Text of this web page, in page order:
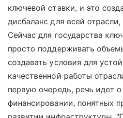
ключевой ставки, и это
дисбаланс для всей
Сейчас для государства
просто поддерживать
создавать условия для
качественной работы
первую очередь, речь идет
финансировании, понятных